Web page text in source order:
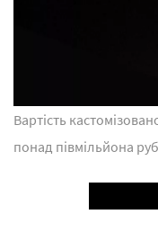
Вартість
понад півмільйона